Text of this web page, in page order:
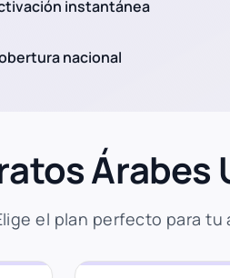
instantánea
nacional
Árabes
el plan perfecto para tu